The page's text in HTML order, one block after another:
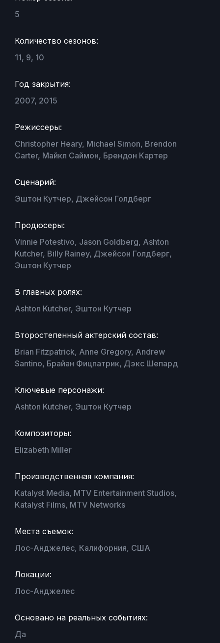
5
Количество сезонов:
11, 9, 10
Год закрытия:
2007, 2015
Режиссеры:
Christopher Heary, Michael Simon, Brendon
Carter, Майкл Саймон, Брендон Картер
Сценарий:
Эштон Кутчер, Джейсон Голдберг
Продюсеры:
Vinnie Potestivo, Jason Goldberg, Ashton
Kutcher, Billy Rainey, Джейсон Голдберг,
Эштон Кутчер
В главных ролях:
Ashton Kutcher, Эштон Кутчер
Второстепенный актерский состав:
Brian Fitzpatrick, Anne Gregory, Andrew
Santino, Брайан Фицпатрик, Дэкс Шепард
Ключевые персонажи:
Ashton Kutcher, Эштон Кутчер
Композиторы:
Elizabeth Miller
Производственная компания:
Katalyst Media, MTV Entertainment Studios,
Katalyst Films, MTV Networks
Места съемок:
Лос-Анджелес, Калифорния, США
Локации:
Лос-Анджелес
Основано на реальных событиях:
Да